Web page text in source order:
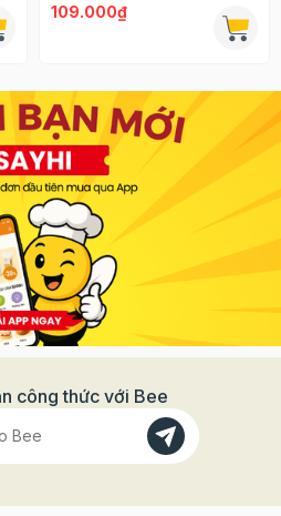
109.000₫
công thức với Bee